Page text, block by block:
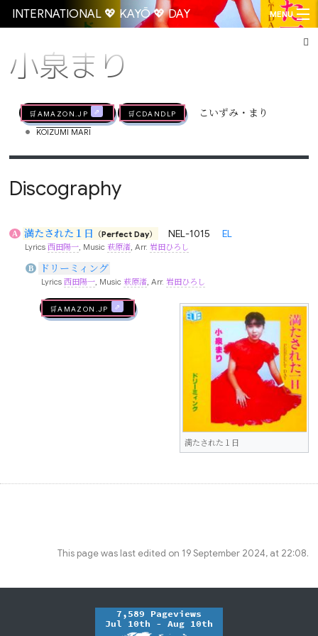
INTERNATIONAL 💖 KAYŌ 💖 DAY MENU
小泉まり
🛒AMAZON.jp 🛒CDandLP こいずみ・まり
• KOIZUMI MARI
Discography
A 満たされた１日 （Perfect Day） NEL-1015 EL
Lyrics西田陽一 , Music 萩原渚 , Arr.岩田ひろし
B ドリーミィング
Lyrics 西田陽一, Music 萩原渚, Arr. 岩田ひろし
満たされた１日
🛒AMAZON.jp
This page was last edited on 19 September 2024, at 22:08.